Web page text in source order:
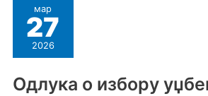
мар
27
2026
Одлука о избору